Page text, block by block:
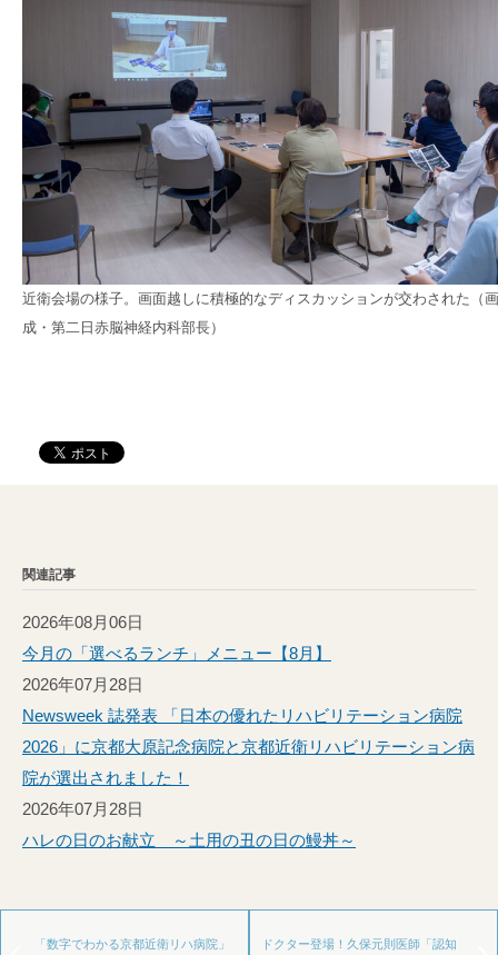
近衛会場の様子。画面越しに積極的なディスカッションが交わされた（
成・第二日赤脳神経内科部長）
関連記事
2026年08月06日
今月の「選べるランチ」メニュー【8月】
2026年07月28日
Newsweek 誌発表 「日本の優れたリハビリテーション病院
2026」に京都大原記念病院と京都近衛リハビリテーション病
院が選出されました！
2026年07月28日
ハレの日のお献立 ～土用の丑の日の鰻丼～
「数字でわかる京都近衛リハ病院」
ドクター登場！久保元則医師「認知